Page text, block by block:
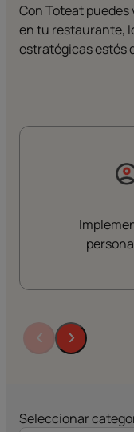
Con Toteat
en tu restaurante,
estratégicas estés
‹ ›
Seleccionar